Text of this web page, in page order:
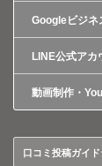
Googleビジネ
LINE公式アカ
動画制作・
口コミ投稿ガイ